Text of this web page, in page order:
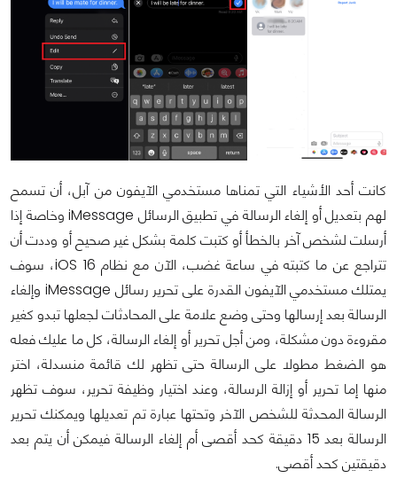
كانت أحد الأشياء التي تمناها مستخدمي الآيفون من آبل، أن تسمح
لهم بتعديل أو إلغاء الرسالة في تطبيق الرسائل iMessage وخاصة إذا
أرسلت لشخص آخر بالخطأ أو كتبت كلمة بشكل غير صحيح أو وددت أن
تتراجع عن ما كتبته في ساعة غضب، الآن مع نظام iOS 16، سوف
يمتلك مستخدمي الآيفون القدرة على تحرير رسائل iMessage وإلغاء
الرسالة بعد إرسالها وحتى وضع علامة على المحادثات لجعلها تبدو كغير
مقروءة دون مشكلة، ومن أجل تحرير أو إلغاء الرسالة، كل ما عليك فعله
هو الضغط مطولا على الرسالة حتى تظهر لك قائمة منسدلة، اختر
منها إما تحرير أو إزالة الرسالة، وعند اختيار وظيفة تحرير، سوف تظهر
الرسالة المحدثة للشخص الآخر وتحتها عبارة تم تعديلها ويمكنك تحرير
الرسالة بعد 15 دقيقة كحد أقصى أم إلغاء الرسالة فيمكن أن يتم بعد
دقيقتين كحد أقصى.